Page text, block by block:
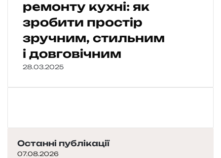
ремонту кухні: як
зробити простір
зручним, стильним
і довговічним
28.03.2025
Останні публікації
07.08.2026